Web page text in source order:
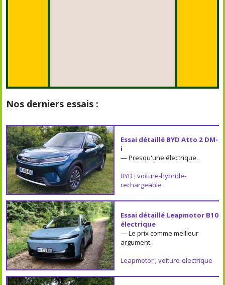
Nos derniers essais :
Essai détaillé BYD Atto 2 DM-
i
— Presqu'une électrique.
BYD ; voiture-hybride-
rechargeable
Essai détaillé Leapmotor B10
électrique
— Le prix comme meilleur
argument.
Leapmotor; voiture-electrique